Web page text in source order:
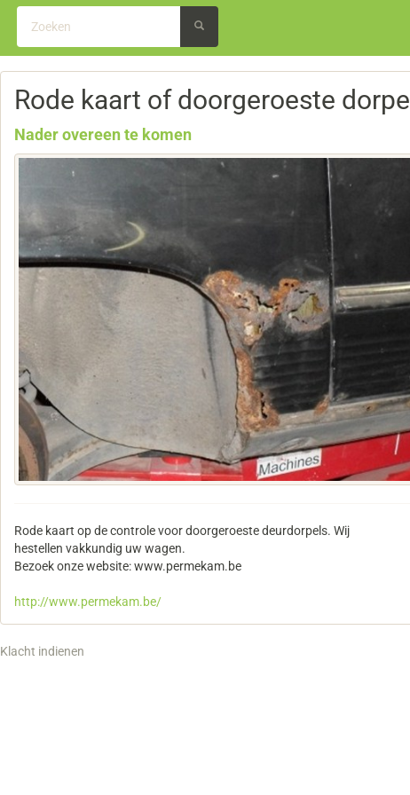
Rode kaart of doorgeroeste dorpel
Nader overeen te komen
Rode kaart op de controle voor doorgeroeste deurdorpels. Wij
hestellen vakkundig uw wagen.
Bezoek onze website: www.permekam.be
http://www.permekam.be/
Klacht indienen